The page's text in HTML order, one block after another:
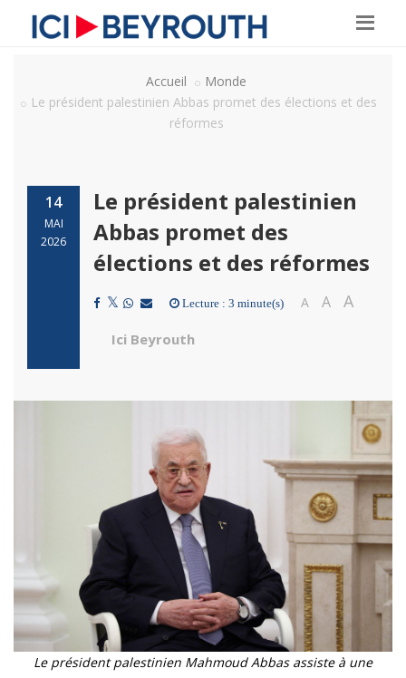
Accueil
Monde
Le président palestinien Abbas promet des élections et des
réformes
14
MAI
2026
Le président palestinien
Abbas promet des
élections et des réformes
Lecture : 3 minute(s) A A A
Ici Beyrouth
Le président palestinien Mahmoud Abbas assiste à une